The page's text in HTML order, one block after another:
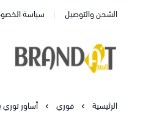
الشحن والتوصيل سياسة
براندات مول
الرئيسية فوري أساور